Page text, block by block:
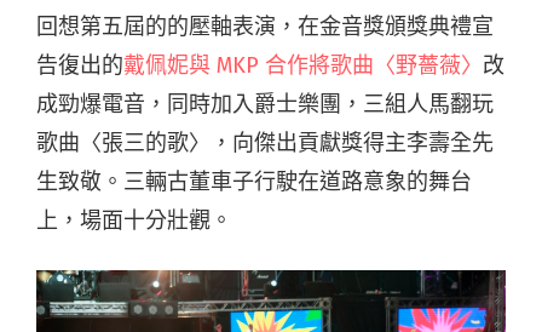
回想第五屆的的壓軸表演，在金音獎頒獎典禮宣
告復出的戴佩妮與 MKP 合作將歌曲〈野薔薇〉 改
成勁爆電音，同時加入爵士樂團，三組人馬翻玩
歌曲〈張三的歌〉，向傑出貢獻獎得主李壽全先
生致敬。三輛古董車子行駛在道路意象的舞台
上，場面十分壯觀。